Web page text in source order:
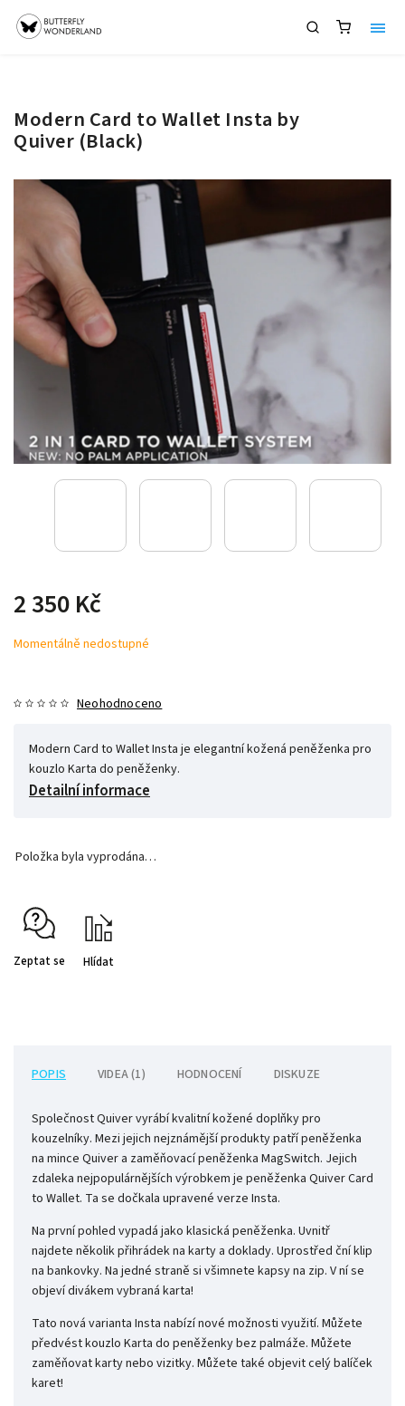
Modern Card to Wallet Insta by
Quiver (Black)
2 350 Kč
Momentálně nedostupné
Neohodnoceno
Modern Card to Wallet Insta je elegantní kožená peněženka pro
kouzlo Karta do peněženky.
Detailní informace
Položka byla vyprodána…
Zeptat se Hlídat
POPIS VIDEA (1) HODNOCENÍ DISKUZE
Společnost Quiver vyrábí kvalitní kožené doplňky pro
kouzelníky. Mezi jejich nejznámější produkty patří peněženka
na mince Quiver a zaměňovací peněženka MagSwitch. Jejich
zdaleka nejpopulárnějších výrobkem je peněženka Quiver Card
to Wallet. Ta se dočkala upravené verze Insta.
Na první pohled vypadá jako klasická peněženka. Uvnitř
najdete několik přihrádek na karty a doklady. Uprostřed ční klip
na bankovky. Na jedné straně si všimnete kapsy na zip. V ní se
objeví divákem vybraná karta!
Tato nová varianta Insta nabízí nové možnosti využití. Můžete
předvést kouzlo Karta do peněženky bez palmáže. Můžete
zaměňovat karty nebo vizitky. Můžete také objevit celý balíček
karet!